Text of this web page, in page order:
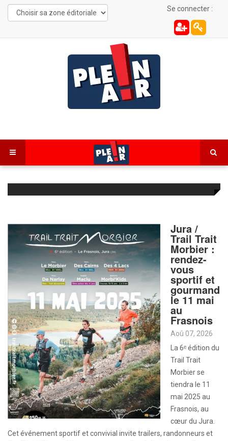
Se connecter :
Jura /
Trail Trait
Morbier :
rendez-
vous
sportif et
gourmand
le 11 mai
au
Frasnois
Aoû 07, 2026
La 6ᵉ édition du
Trail Trait
Morbier se
tiendra le 11
mai 2025 au
Frasnois, au
cœur du Jura.
Cet événement sportif et convivial invite trailers, randonneurs et